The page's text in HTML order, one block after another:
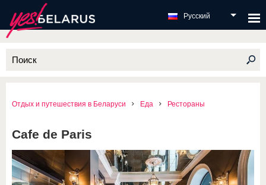
Русский
Отдых и путешествия в Беларуси Еда Рестораны
Cafe de Paris